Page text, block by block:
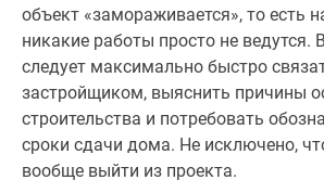
карте
Ипотечный
калькулятор
Семейная
ипотека
Военная
ипотека
объект «замораживается», то есть
никакие работы просто не ведутся.
следует максимально быстро
застройщиком, выяснить причины
строительства и потребовать
сроки сдачи дома. Не исключено,
вообще выйти из проекта.